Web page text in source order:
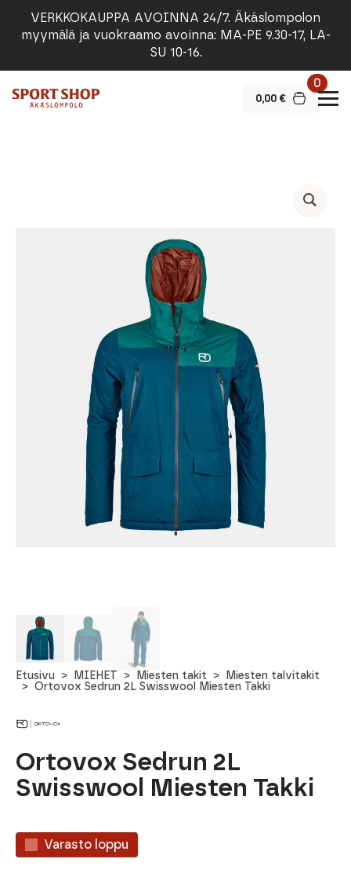
VERKKOKAUPPA AVOINNA 24/7. Äkäslompolon
myymälä ja vuokraamo avoinna: MA-PE 9.30-17, LA-
SU 10-16.
0,00 €
0
Etusivu MIEHET Miesten takit
Miesten talvitakit
Ortovox Sedrun 2L Swisswool Miesten Takki
Ortovox Sedrun 2L
Swisswool Miesten Takki
Varasto loppu